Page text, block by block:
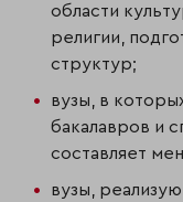
области
религии,
структур;
вузы, в
бакалавров и
составляет
вузы,